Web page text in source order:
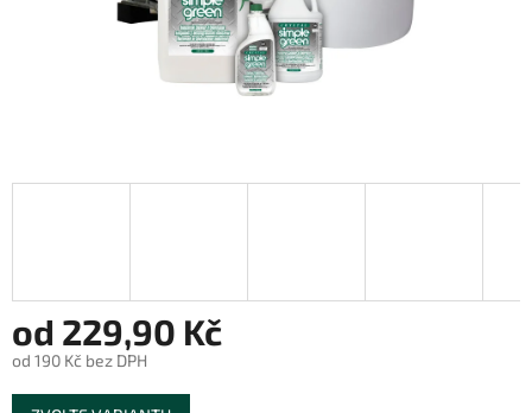
od 229,90 Kč
od 190 Kč bez DPH
Měrná